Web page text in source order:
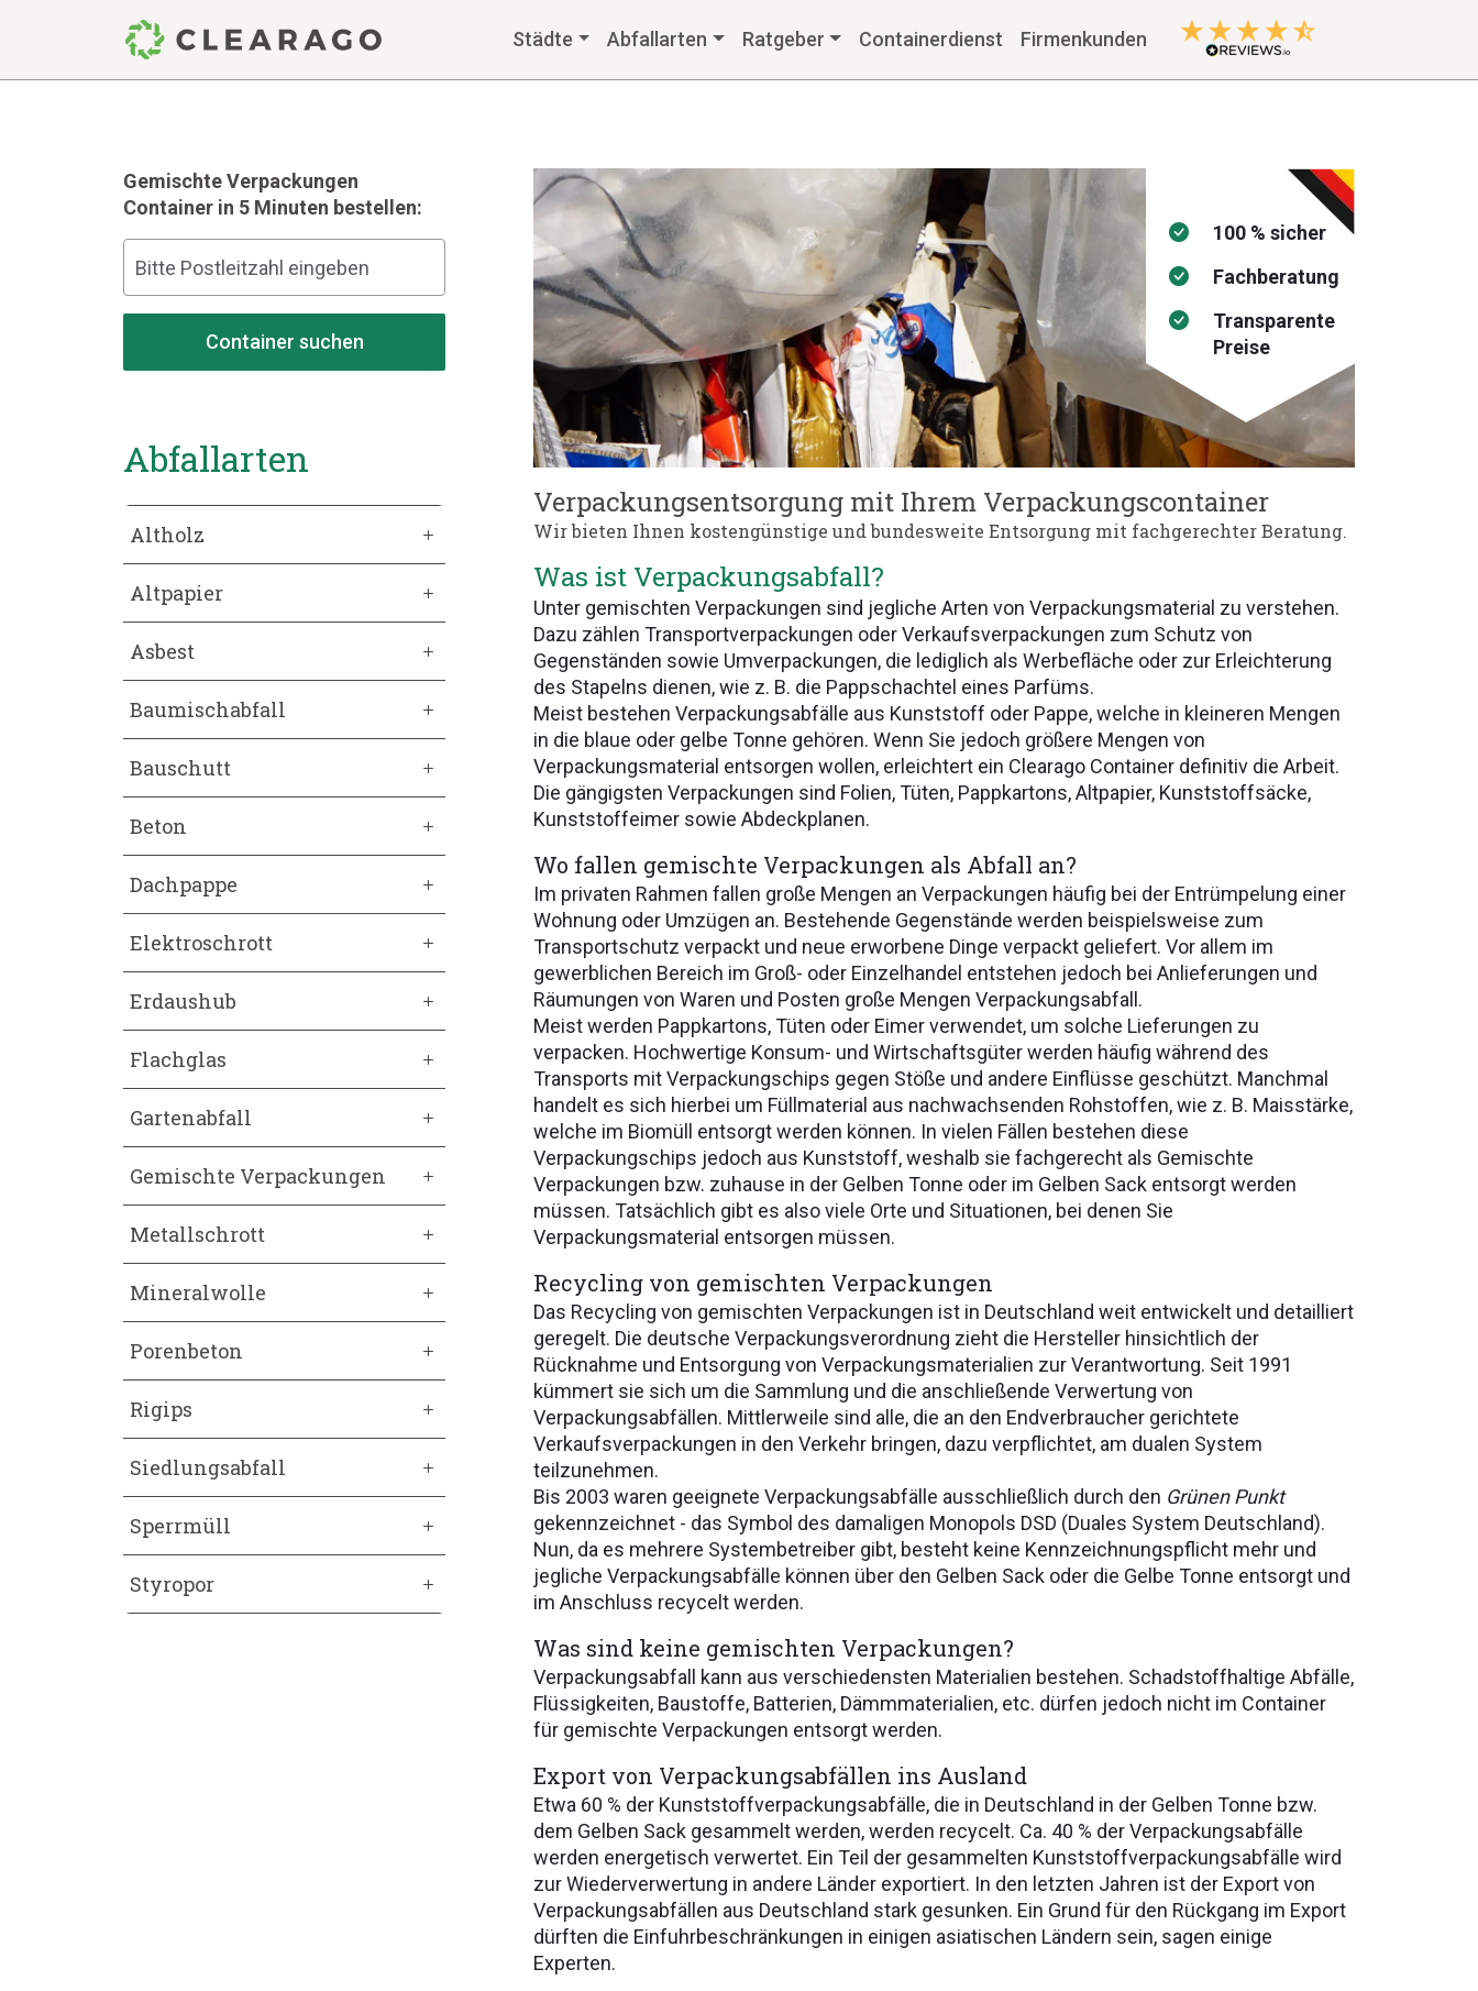
Städte Abfallarten Ratgeber Containerdienst Firmenkunden
Gemischte Verpackungen
Container in 5 Minuten bestellen:
Container suchen
Abfallarten
Altholz
Altpapier
Asbest
Baumischabfall
Bauschutt
Beton
Dachpappe
Elektroschrott
Erdaushub
Flachglas
Gartenabfall
Gemischte Verpackungen
Metallschrott
Mineralwolle
Porenbeton
Rigips
Siedlungsabfall
Sperrmüll
Styropor
100 % sicher
Fachberatung
Transparente
Preise
Verpackungsentsorgung mit Ihrem Verpackungscontainer
Wir bieten Ihnen kostengünstige und bundesweite Entsorgung mit fachgerechter Beratung.
Was ist Verpackungsabfall?
Unter gemischten Verpackungen sind jegliche Arten von Verpackungsmaterial zu verstehen.
Dazu zählen Transportverpackungen oder Verkaufsverpackungen zum Schutz von
Gegenständen sowie Umverpackungen, die lediglich als Werbefläche oder zur Erleichterung
des Stapelns dienen, wie z. B. die Pappschachtel eines Parfüms.
Meist bestehen Verpackungsabfälle aus Kunststoff oder Pappe, welche in kleineren Mengen
in die blaue oder gelbe Tonne gehören. Wenn Sie jedoch größere Mengen von
Verpackungsmaterial entsorgen wollen, erleichtert ein Clearago Container definitiv die Arbeit.
Die gängigsten Verpackungen sind Folien, Tüten, Pappkartons, Altpapier, Kunststoffsäcke,
Kunststoffeimer sowie Abdeckplanen.
Wo fallen gemischte Verpackungen als Abfall an?
Im privaten Rahmen fallen große Mengen an Verpackungen häufig bei der Entrümpelung einer
Wohnung oder Umzügen an. Bestehende Gegenstände werden beispielsweise zum
Transportschutz verpackt und neue erworbene Dinge verpackt geliefert. Vor allem im
gewerblichen Bereich im Groß- oder Einzelhandel entstehen jedoch bei Anlieferungen und
Räumungen von Waren und Posten große Mengen Verpackungsabfall.
Meist werden Pappkartons, Tüten oder Eimer verwendet, um solche Lieferungen zu
verpacken. Hochwertige Konsum- und Wirtschaftsgüter werden häufig während des
Transports mit Verpackungschips gegen Stöße und andere Einflüsse geschützt. Manchmal
handelt es sich hierbei um Füllmaterial aus nachwachsenden Rohstoffen, wie z. B. Maisstärke,
welche im Biomüll entsorgt werden können. In vielen Fällen bestehen diese
Verpackungschips jedoch aus Kunststoff, weshalb sie fachgerecht als Gemischte
Verpackungen bzw. zuhause in der Gelben Tonne oder im Gelben Sack entsorgt werden
müssen. Tatsächlich gibt es also viele Orte und Situationen, bei denen Sie
Verpackungsmaterial entsorgen müssen.
Recycling von gemischten Verpackungen
Das Recycling von gemischten Verpackungen ist in Deutschland weit entwickelt und detailliert
geregelt. Die deutsche Verpackungsverordnung zieht die Hersteller hinsichtlich der
Rücknahme und Entsorgung von Verpackungsmaterialien zur Verantwortung. Seit 1991
kümmert sie sich um die Sammlung und die anschließende Verwertung von
Verpackungsabfällen. Mittlerweile sind alle, die an den Endverbraucher gerichtete
Verkaufsverpackungen in den Verkehr bringen, dazu verpflichtet, am dualen System
teilzunehmen.
Bis 2003 waren geeignete Verpackungsabfälle ausschließlich durch den Grünen Punkt
gekennzeichnet - das Symbol des damaligen Monopols DSD (Duales System Deutschland).
Nun, da es mehrere Systembetreiber gibt, besteht keine Kennzeichnungspflicht mehr und
jegliche Verpackungsabfälle können über den Gelben Sack oder die Gelbe Tonne entsorgt und
im Anschluss recycelt werden.
Was sind keine gemischten Verpackungen?
Verpackungsabfall kann aus verschiedensten Materialien bestehen. Schadstoffhaltige Abfälle,
Flüssigkeiten, Baustoffe, Batterien, Dämmmaterialien, etc. dürfen jedoch nicht im Container
für gemischte Verpackungen entsorgt werden.
Export von Verpackungsabfällen ins Ausland
Etwa 60 % der Kunststoffverpackungsabfälle, die in Deutschland in der Gelben Tonne bzw.
dem Gelben Sack gesammelt werden, werden recycelt. Ca. 40 % der Verpackungsabfälle
werden energetisch verwertet. Ein Teil der gesammelten Kunststoffverpackungsabfälle wird
zur Wiederverwertung in andere Länder exportiert. In den letzten Jahren ist der Export von
Verpackungsabfällen aus Deutschland stark gesunken. Ein Grund für den Rückgang im Export
dürften die Einfuhrbeschränkungen in einigen asiatischen Ländern sein, sagen einige
Experten.